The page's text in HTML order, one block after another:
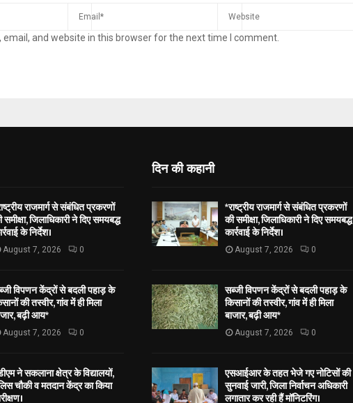
email, and website in this browser for the next time I comment.
राजमार्ग से संबंधित प्रकरणों
समीक्षा, जिलाधिकारी ने दिए समयबद्ध
के निर्देश।
August 7, 2026 0
विपणन केंद्रों से बदली पहाड़ के
की तस्वीर, गांव में ही मिला
बढ़ी आय*
August 7, 2026 0
ने सकलाना क्षेत्र के विद्यालयों,
चौकी व मतदान केंद्र का किया
दिन की कहानी
*राष्ट्रीय राजमार्ग से संबंधित प्रकरणों
की समीक्षा, जिलाधिकारी ने दिए समयबद्ध
कार्रवाई के निर्देश।
August 7, 2026 0
सब्जी विपणन केंद्रों से बदली पहाड़ के
किसानों की तस्वीर, गांव में ही मिला
बाजार, बढ़ी आय*
August 7, 2026 0
एसआईआर के तहत भेजे गए नोटिसों की
सुनवाई जारी, जिला निर्वाचन अधिकारी
लगातार कर रही हैं मॉनिटरिंग।